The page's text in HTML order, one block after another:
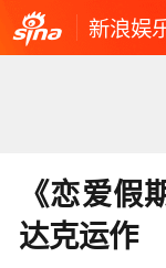
新浪娱
《恋爱假
达克运作